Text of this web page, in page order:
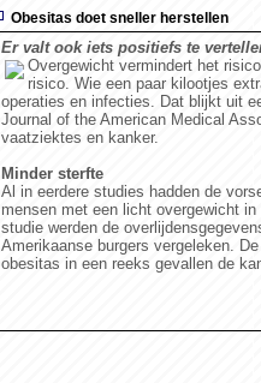
Obesitas doet sneller herstellen
Er valt ook iets positiefs te
Overgewicht vermindert het
risico. Wie een paar kilootjes
operaties en infecties. Dat blijkt uit
Journal of the American Medical
vaatziektes en kanker.
Minder sterfte
Al in eerdere studies hadden de
mensen met een licht overgewicht
studie werden de
Amerikaanse burgers vergeleken.
obesitas in een reeks gevallen de